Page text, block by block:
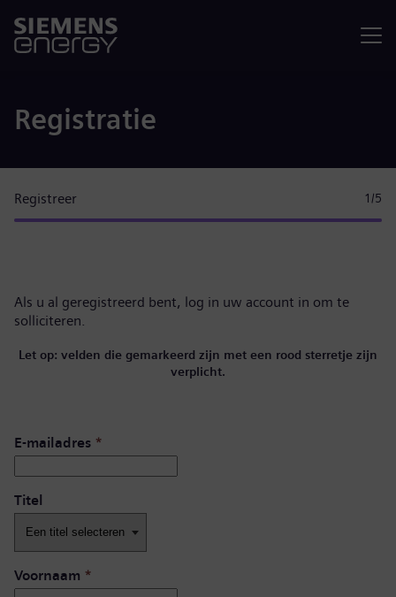
Registratie
Registreer 1 /5
Als u al geregistreerd bent, log in uw account in om te
solliciteren.
Let op: velden die gemarkeerd zijn met een rood sterretje zijn
verplicht.
E-mailadres *
Titel
Voornaam *